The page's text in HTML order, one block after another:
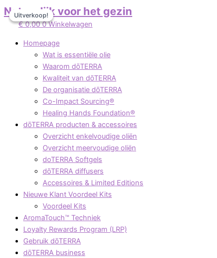
Ga
naar
inhoud
Natuurlijk voor het gezin
€0,00 0 Winkelwagen
Homepage
Wat is essentiële olie
Waarom dōTERRA
Kwaliteit van dōTERRA
De organisatie dōTERRA
Co-Impact Sourcing®
Healing Hands Foundation®​
dōTERRA producten & accessoires
Overzicht enkelvoudige oliën
Overzicht meervoudige oliën
doTERRA Softgels
dōTERRA diffusers
Accessoires & Limited Editions
Nieuwe Klant Voordeel Kits
Voordeel Kits
AromaTouch™ Techniek
Loyalty Rewards Program (LRP)
Gebruik dōTERRA
dōTERRA business
Gesorteerd
op
populariteit
Uitverkoop!
Oorspronkelijke
prijs
was:
€ 24,95.
Huidige
prijs
is:
Uitverkoop!
Oorspronkelijke
prijs
was:
€ 24,95.
Huidige
prijs
is: